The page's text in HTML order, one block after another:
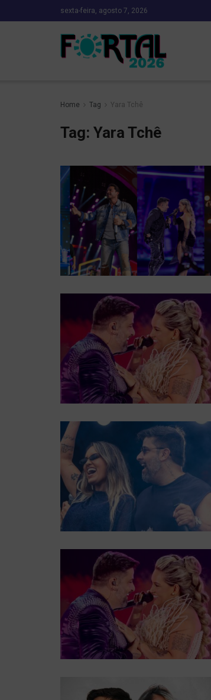
sexta-feira, agosto 7, 2026
Home Tag Yara Tchê
Tag: Yara Tchê